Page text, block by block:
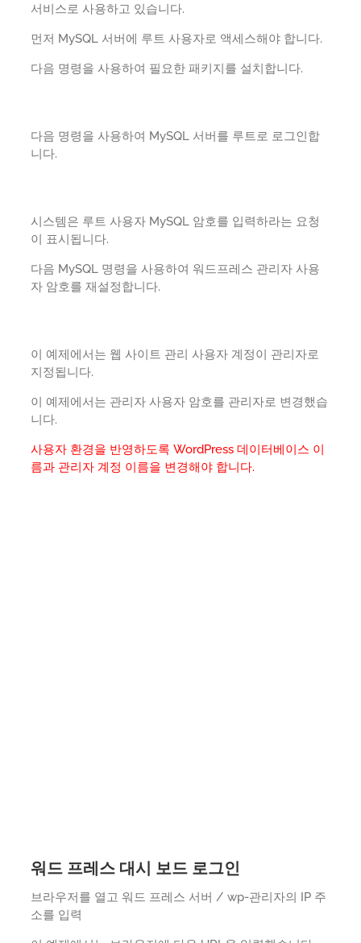
서비스로 사용하고 있습니다.
먼저 MySQL 서버에 루트 사용자로 액세스해야 합니다.
다음 명령을 사용하여 필요한 패키지를 설치합니다.
다음 명령을 사용하여 MySQL 서버를 루트로 로그인합
니다.
시스템은 루트 사용자 MySQL 암호를 입력하라는 요청
이 표시됩니다.
다음 MySQL 명령을 사용하여 워드프레스 관리자 사용
자 암호를 재설정합니다.
이 예제에서는 웹 사이트 관리 사용자 계정이 관리자로
지정됩니다.
이 예제에서는 관리자 사용자 암호를 관리자로 변경했습
니다.
사용자 환경을 반영하도록 WordPress 데이터베이스 이
름과 관리자 계정 이름을 변경해야 합니다.
워드 프레스 대시 보드 로그인
브라우저를 열고 워드 프레스 서버 / wp-관리자의 IP 주
소를 입력